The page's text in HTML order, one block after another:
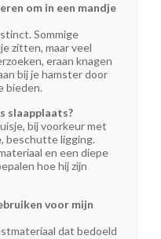
om in een mandje
Sommige
zitten, maar veel
eraan knagen
bij je hamster door
bieden.
slaapplaats?
bij voorkeur met
beschutte ligging.
en een diepe
hoe hij zijn
voor mijn
dat bedoeld